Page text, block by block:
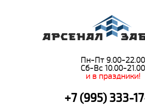
Пн-Пт 9.00-22.00
Сб-Вс 10.00-21.00
и в праздники!
+7 (995) 333-